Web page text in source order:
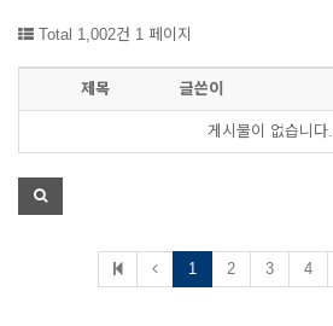
Total 1,002건 1 페이지
제목 글쓴이
게시물이 없습니다.
1 2 3 4